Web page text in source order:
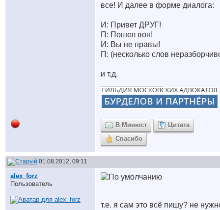
все! И далее в форме диалога:
И: Привет ДРУГ!
П: Пошел вон!
И: Вы не правы!
П: (несколько слов
и т.д.
В Минюст
Цитата
Спасибо
01.08.2012, 09:11
alex_forz
Пользователь
т.е. я сам это всё пишу? не